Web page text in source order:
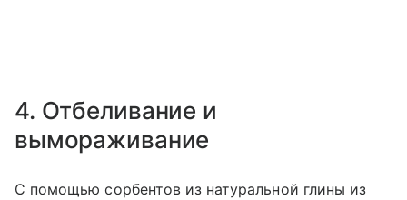
4. Отбеливание и
вымораживание
С помощью сорбентов из натуральной глины из